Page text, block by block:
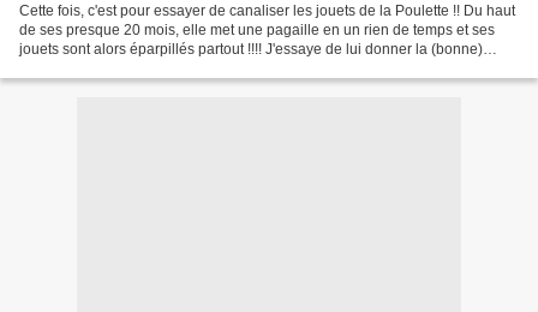
Cette fois, c'est pour essayer de canaliser les jouets de la Poulette !! Du haut
de ses presque 20 mois, elle met une pagaille en un rien de temps et ses
jouets sont alors éparpillés partout !!!! J'essaye de lui donner la (bonne)